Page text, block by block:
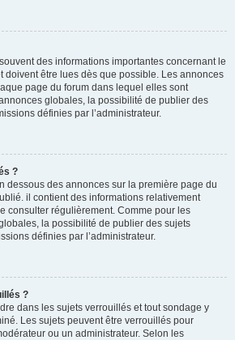
des informations importantes concernant le
doivent être lues dès que possible. Les annonces
page du forum dans lequel elles sont
globales, la possibilité de publier des
définies par l’administrateur.
?
dessous des annonces sur la première page du
il contient des informations relativement
consulter régulièrement. Comme pour les
la possibilité de publier des sujets
définies par l’administrateur.
?
dans les sujets verrouillés et tout sondage y
Les sujets peuvent être verrouillés pour
ou un administrateur. Selon les